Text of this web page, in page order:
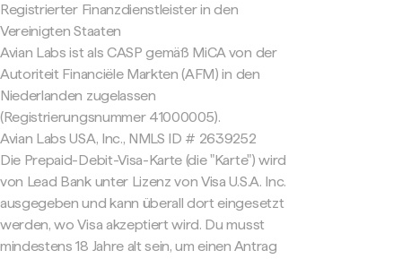
Registrierter Finanzdienstleister in den
Vereinigten Staaten
Avian Labs ist als CASP gemäß MiCA von der
Autoriteit Financiële Markten (AFM) in den
Niederlanden zugelassen
(Registrierungsnummer 41000005).
Avian Labs USA, Inc., NMLS ID # 2639252
Die Prepaid-Debit-Visa-Karte (die "Karte") wird
von Lead Bank unter Lizenz von Visa U.S.A. Inc.
ausgegeben und kann überall dort eingesetzt
werden, wo Visa akzeptiert wird. Du musst
mindestens 18 Jahre alt sein, um einen Antrag